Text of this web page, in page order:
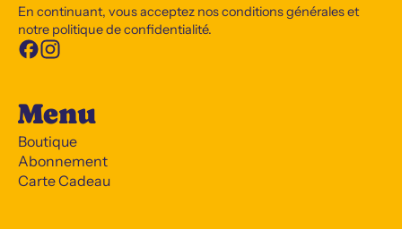
En continuant, vous acceptez nos conditions générales et
notre politique de confidentialité.
Menu
Boutique
Abonnement
Carte Cadeau